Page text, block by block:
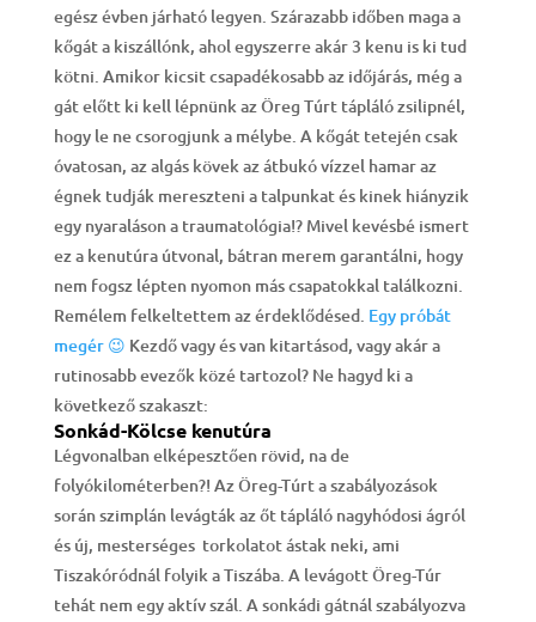
egész évben járható legyen. Szárazabb időben maga a
kőgát a kiszállónk, ahol egyszerre akár 3 kenu is ki tud
kötni. Amikor kicsit csapadékosabb az időjárás, még a
gát előtt ki kell lépnünk az Öreg Túrt tápláló zsilipnél,
hogy le ne csorogjunk a mélybe. A kőgát tetején csak
óvatosan, az algás kövek az átbukó vízzel hamar az
égnek tudják mereszteni a talpunkat és kinek hiányzik
egy nyaraláson a traumatológia!? Mivel kevésbé ismert
ez a kenutúra útvonal, bátran merem garantálni, hogy
nem fogsz lépten nyomon más csapatokkal találkozni.
Remélem felkeltettem az érdeklődésed. Egy próbát
megér 😉 Kezdő vagy és van kitartásod, vagy akár a
rutinosabb evezők közé tartozol? Ne hagyd ki a
következő szakaszt:
Sonkád-Kölcse kenutúra
Légvonalban elképesztően rövid, na de
folyókilométerben?! Az Öreg-Túrt a szabályozások
során szimplán levágták az őt tápláló nagyhódosi ágról
és új, mesterséges torkolatot ástak neki, ami
Tiszakóródnál folyik a Tiszába. A levágott Öreg-Túr
tehát nem egy aktív szál. A sonkádi gátnál szabályozva